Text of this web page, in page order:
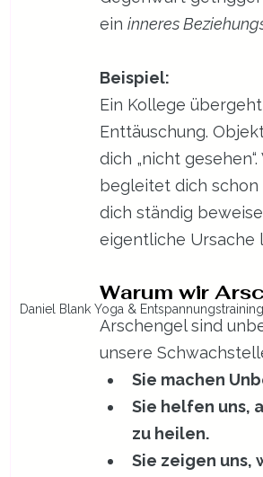
ein inneres
Beispiel:
Ein Kollege
Enttäuschung.
dich „nicht
begleitet dich
dich ständig
eigentliche Ursache
Warum wir
Arschengel sind
unsere
Sie machen
Sie helfen uns,
zu heilen.
Sie zeigen uns,
Daniel Blank Yoga & Entspannungstraining